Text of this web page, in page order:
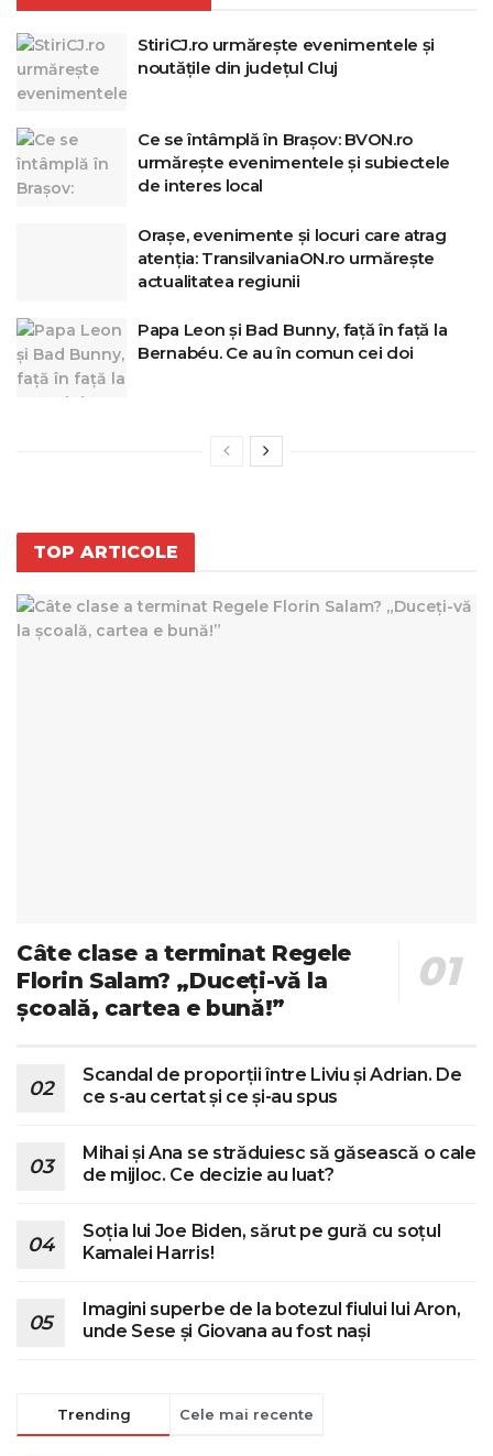
StiriCJ.ro urmărește evenimentele și
noutățile din județul Cluj
Ce se întâmplă în Brașov: BVON.ro
urmărește evenimentele și subiectele
de interes local
Orașe, evenimente și locuri care atrag
atenția: TransilvaniaON.ro urmărește
actualitatea regiunii
Papa Leon și Bad Bunny, față în față la
Bernabéu. Ce au în comun cei doi
TOP ARTICOLE
Câte clase a terminat Regele
Florin Salam? „Duceți-vă la
școală, cartea e bună!”
Scandal de proporții între Liviu și Adrian. De
ce s-au certat și ce și-au spus
Mihai și Ana se străduiesc să găsească o cale
de mijloc. Ce decizie au luat?
Soția lui Joe Biden, sărut pe gură cu soțul
Kamalei Harris!
Imagini superbe de la botezul fiului lui Aron,
unde Sese și Giovana au fost nași
Trending Cele mai recente